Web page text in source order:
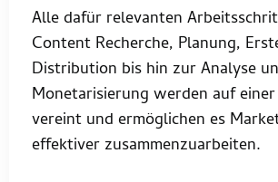
Alle dafür relevanten
Content Recherche, Planung,
Distribution bis hin zur Analyse
Monetarisierung werden auf
vereint und ermöglichen es
effektiver zusammenzuarbeiten.